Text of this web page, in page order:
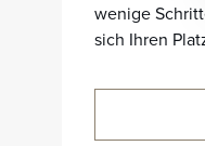
wenige
sich Ihren